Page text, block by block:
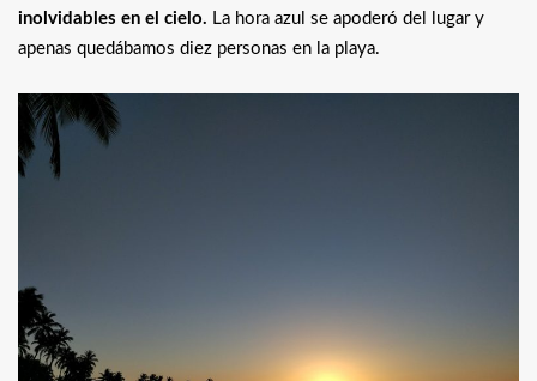
inolvidables en el cielo. La hora azul se apoderó del lugar y
apenas quedábamos diez personas en la playa.